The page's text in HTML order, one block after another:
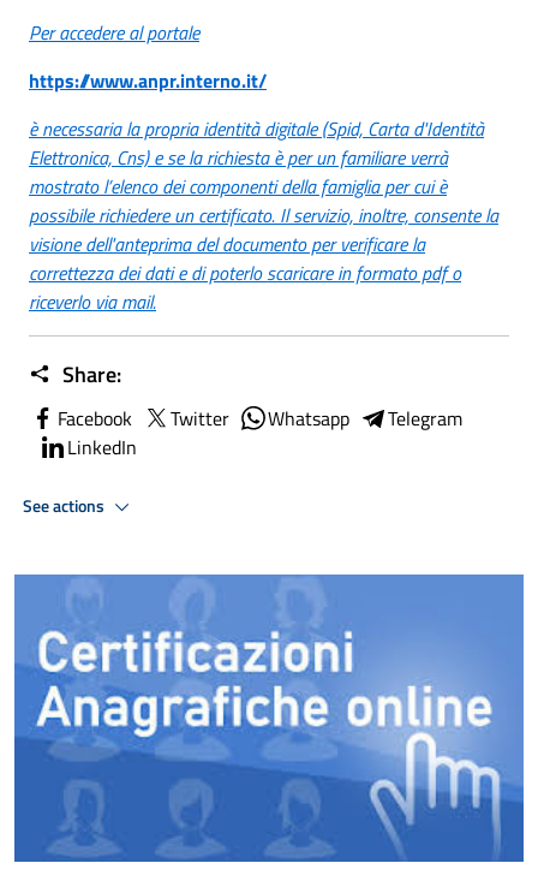
Per accedere al portale
https://www.anpr.interno.it/
è necessaria la propria identità digitale (Spid, Carta d'Identità
Elettronica, Cns) e se la richiesta è per un familiare verrà
mostrato l’elenco dei componenti della famiglia per cui è
possibile richiedere un certificato. Il servizio, inoltre, consente la
visione dell'anteprima del documento per verificare la
correttezza dei dati e di poterlo scaricare in formato pdf o
riceverlo via mail.
Share:
Facebook Twitter Whatsapp
Telegram
LinkedIn
See actions